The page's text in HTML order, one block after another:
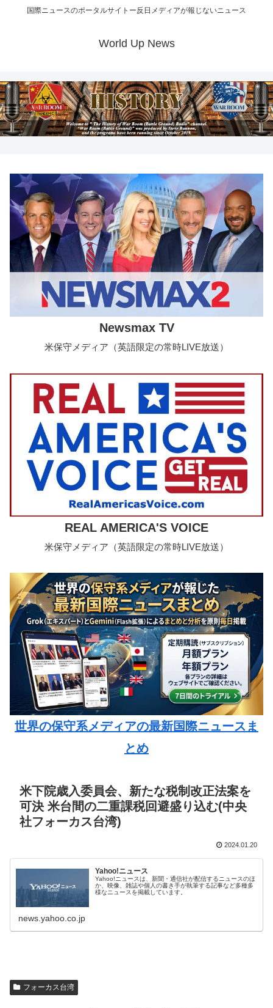
国際ニュースのポータルサイトー反日メディアが報じないニュース
World Up News
Newsmax TV
米保守メディア（英語限定の常時LIVE放送）
REAL AMERICA'S VOICE
米保守メディア（英語限定の常時LIVE放送）
世界の保守系メディアの最新国際ニュースま
とめ
米下院歳入委員会、新たな税制改正法案を
可決 米台間の二重課税回避盛り込む(中央
社フォーカス台湾)
2024.01.20
Yahoo!ニュース
Yahoo!ニュースは、新聞・通信社が配信するニュースのほ
か、映像、雑誌や個人の書き手が執筆する記事など多種多
様なニュースを掲載しています。
news.yahoo.co.jp
フォーカス台湾